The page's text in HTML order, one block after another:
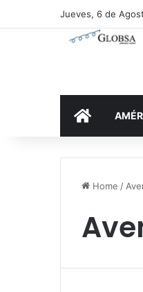
Jueves, 6 de
INICIO
Home /